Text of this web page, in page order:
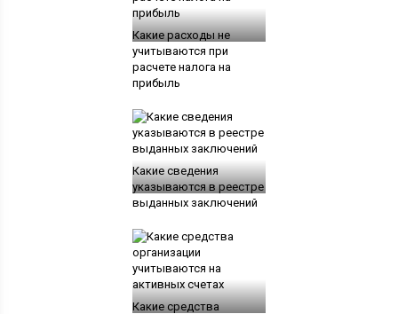
Какие расходы не
учитываются при
расчете налога на
прибыль
Какие сведения
указываются в реестре
выданных заключений
Какие средства